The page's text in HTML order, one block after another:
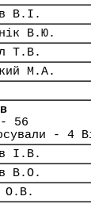
В.І.
В.Ю.
Т.В.
М.А.
- 56
- 4
І.В.
В.О.
О.В.